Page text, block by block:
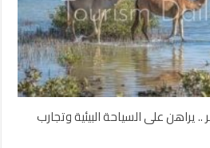
.. يراهن على السياحة البيئية وتجارب